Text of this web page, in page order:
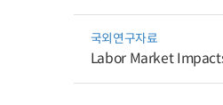
국외연구자료
Labor Market